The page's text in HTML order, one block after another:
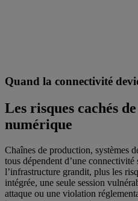
Quand la connectivité
Les risques cachés
numérique
Chaînes de production, systèmes
tous dépendent d’une
l’infrastructure grandit, plus les
intégrée, une seule session
attaque ou une violation